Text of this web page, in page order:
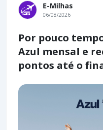
E-Milhas
06/08/2026
Por pouco
Azul mensal e
pontos até o